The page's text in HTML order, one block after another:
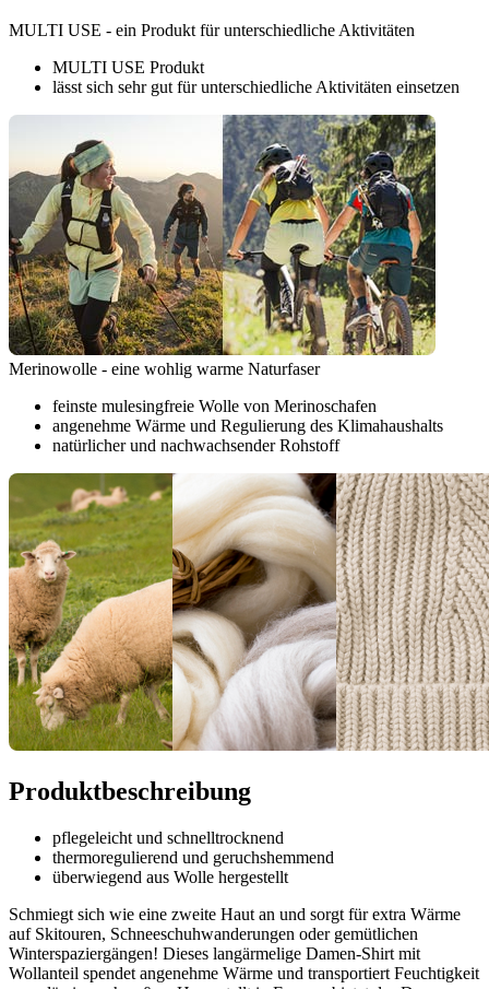
MULTI USE - ein Produkt für unterschiedliche Aktivitäten
MULTI USE Produkt
lässt sich sehr gut für unterschiedliche Aktivitäten einsetzen
Merinowolle - eine wohlig warme Naturfaser
feinste mulesingfreie Wolle von Merinoschafen
angenehme Wärme und Regulierung des Klimahaushalts
natürlicher und nachwachsender Rohstoff
Produktbeschreibung
pflegeleicht und schnelltrocknend
thermoregulierend und geruchshemmend
überwiegend aus Wolle hergestellt
Schmiegt sich wie eine zweite Haut an und sorgt für extra Wärme
auf Skitouren, Schneeschuhwanderungen oder gemütlichen
Winterspaziergängen! Dieses langärmelige Damen-Shirt mit
Wollanteil spendet angenehme Wärme und transportiert Feuchtigkeit